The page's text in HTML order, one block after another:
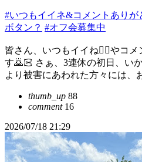
#いつもイイネ&コメントありが
ボタン？ #オフ会募集中
皆さん、いつもイイね👍🏻やコ
す🙇🏻️ さぁ、3連休の初日、い
より被害にあわれた方々には、
thumb_up 88
comment16
2026/07/18 21:29